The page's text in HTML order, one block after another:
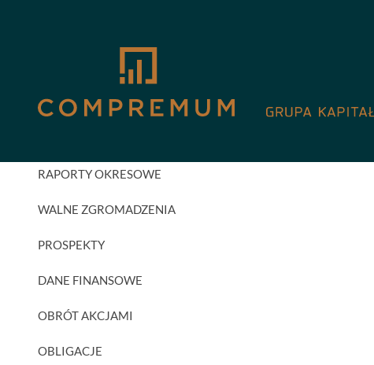
AKTUALNOŚCI INWESTORSKIE
RAPORTY OKRESOWE
WALNE ZGROMADZENIA
PROSPEKTY
DANE FINANSOWE
OBRÓT AKCJAMI
OBLIGACJE